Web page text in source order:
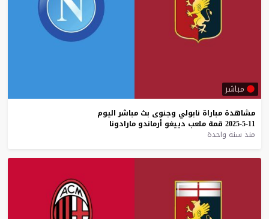
مباشر
مشاهدة مباراة نابولي وجنوى بث مباشر اليوم
11-5-2025
قمة ملعب دييغو أرماندو مارادونا
منذ سنة واحدة